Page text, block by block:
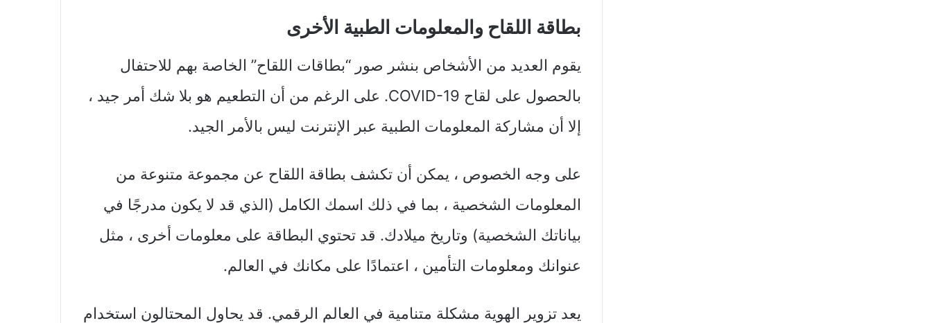
بطاقة اللقاح والمعلومات الطبية الأخرى
يقوم العديد من الأشخاص بنشر صور “بطاقات اللقاح” الخاصة بهم للاحتفال
بالحصول على لقاح COVID-19. على الرغم من أن التطعيم هو بلا شك أمر جيد ،
إلا أن مشاركة المعلومات الطبية عبر الإنترنت ليس بالأمر الجيد.
على وجه الخصوص ، يمكن أن تكشف بطاقة اللقاح عن مجموعة متنوعة من
المعلومات الشخصية ، بما في ذلك اسمك الكامل (الذي قد لا يكون مدرجًا في
بياناتك الشخصية) وتاريخ ميلادك. قد تحتوي البطاقة على معلومات أخرى ، مثل
عنوانك ومعلومات التأمين ، اعتمادًا على مكانك في العالم.
يعد تزوير الهوية مشكلة متنامية في العالم الرقمي. قد يحاول المحتالون استخدام